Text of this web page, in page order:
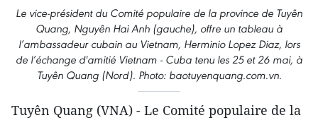
Le vice-président du Comité populaire de la province de Tuyên
Quang, Nguyên Hai Anh (gauche), offre un tableau à
l’ambassadeur cubain au Vietnam, Herminio Lopez Diaz, lors
de l’échange d'amitié Vietnam - Cuba tenu les 25 et 26 mai, à
Tuyên Quang (Nord). Photo: baotuyenquang.com.vn.
Tuyên Quang (VNA) - Le Comité populaire de la